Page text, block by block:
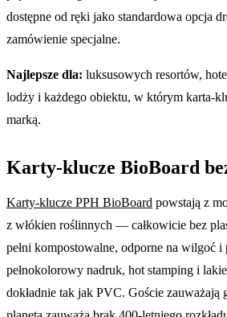
dostępne od ręki jako standardowa opcja
zamówienie specjalne.
Najlepsze dla: luksusowych resortów,
lodży i każdego obiektu, w którym karta-
marką.
Karty-klucze BioBoard
Karty-klucze PPH BioBoard powstają z
z włókien roślinnych — całkowicie bez
pełni kompostowalne, odporne na wilgoć i
pełnokolorowy nadruk, hot stamping i
dokładnie tak jak PVC. Goście zauważają